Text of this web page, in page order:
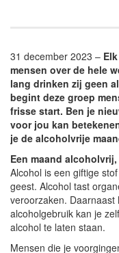
31 december 2023 –
mensen over de hele
lang drinken zij geen
begint deze groep
frisse start. Ben je
voor jou kan
je de alcoholvrije
Een maand
Alcohol is een giftige
geest. Alcohol tast
veroorzaken. Daarnaast
alcoholgebruik kan je
alcohol te laten staan.
Mensen die je